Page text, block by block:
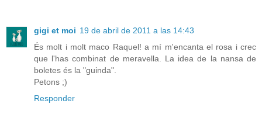
gigi et moi 19 de abril de 2011 a las 14:43
És molt i molt maco Raquel! a mí m'encanta el rosa i crec
que l'has combinat de meravella. La idea de la nansa de
boletes és la "guinda".
Petons ;)
Responder